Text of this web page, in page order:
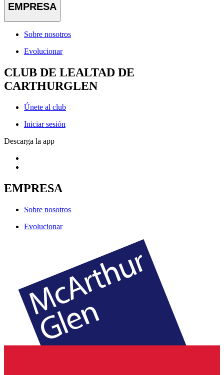
EMPRESA
Sobre nosotros
Evolucionar
CLUB DE LEALTAD DE
CARTHURGLEN
Únete al club
Iniciar sesión
Descarga la app
EMPRESA
Sobre nosotros
Evolucionar